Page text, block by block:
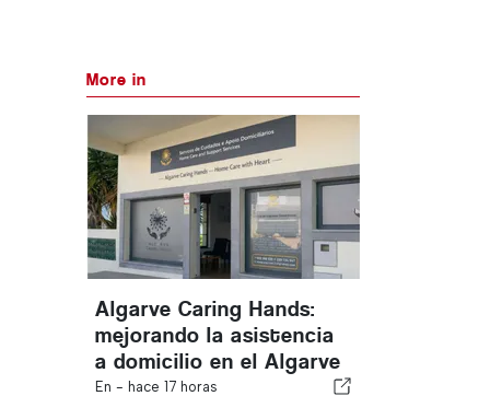
More in
Algarve Caring Hands:
mejorando la asistencia
a domicilio en el Algarve
En - hace 17 horas